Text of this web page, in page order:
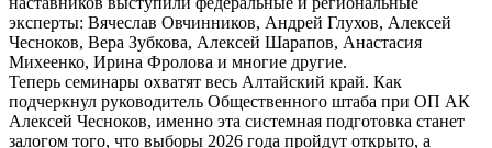
эксперты: Вячеслав Овчинников, Андрей Глухов, Алексей
Чесноков, Вера Зубкова, Алексей Шарапов, Анастасия
Михеенко, Ирина Фролова и многие другие.
Теперь семинары охватят весь Алтайский край. Как
подчеркнул руководитель Общественного штаба при ОП АК
Алексей Чесноков, именно эта системная подготовка станет
залогом того, что выборы 2026 года пройдут открыто, а